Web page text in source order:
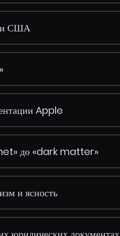
США
Apple
до «dark matter»
и ясность